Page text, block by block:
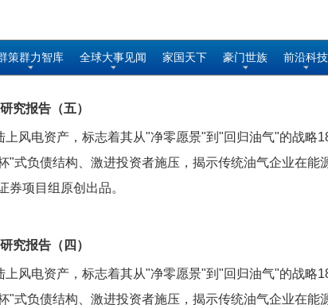
策群力智库 全球大事见闻 家国天下 豪门世族 前沿科技
究报告（五）
风电资产，标志着其从"净零愿景"到"回归油气"的战略
负债结构、激进投资者施压，揭示传统油气企业在能
券项目组原创出品。
究报告（四）
风电资产，标志着其从"净零愿景"到"回归油气"的战略
负债结构、激进投资者施压，揭示传统油气企业在能